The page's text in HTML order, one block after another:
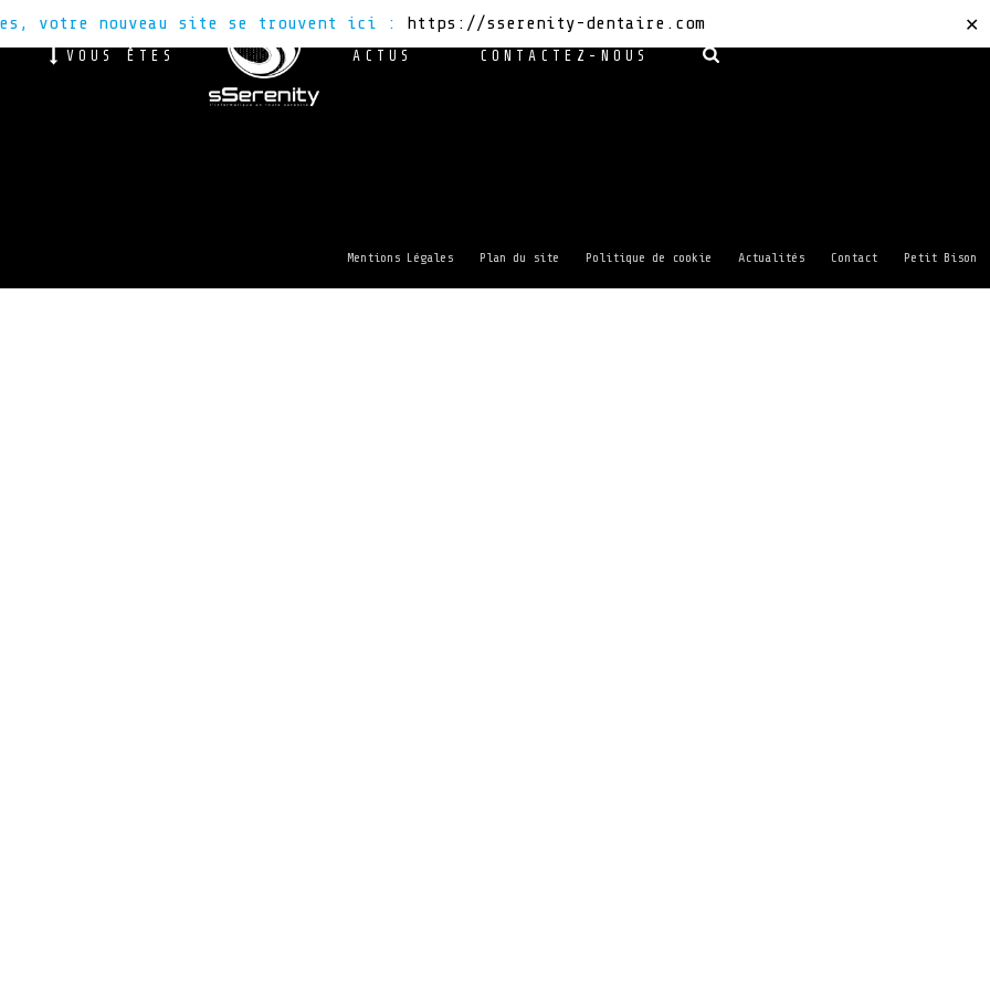
votre nouveau site se trouvent ici : https://sserenity-dentaire.com ✕
VOUS ÊTES ACTUS CONTACTEZ-NOUS
Mentions Légales Plan du site Politique de cookie Actualités Contact Petit Bison